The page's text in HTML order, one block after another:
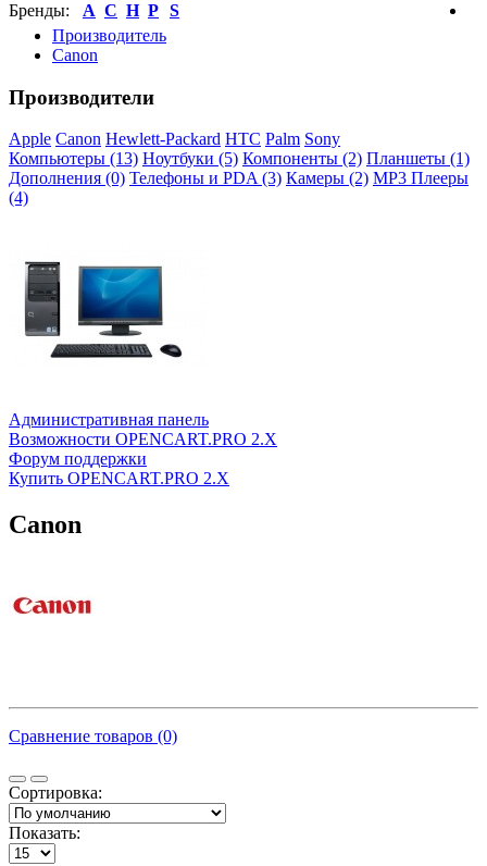
Бренды:
A C H P S
Производитель
Canon
Производители
Apple Canon Hewlett-Packard HTC Palm Sony
Компьютеры (13) Ноутбуки (5) Компоненты (2) Планшеты (1)
Дополнения (0) Телефоны и PDA (3) Камеры (2) MP3 Плееры
(4)
Административная панель
Возможности OPENCART.PRO 2.X
Форум поддержки
Купить OPENCART.PRO 2.X
Canon
Сравнение товаров (0)
Сортировка:
Показать: